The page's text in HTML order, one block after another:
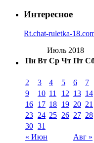
Интересное
Rt.chat-ruletka-
Июль 2018
Пн Вт Ср Чт Пт
« Июн Авг »
2
3 4 5 6 7
9
10 11 12 13 14
16 17 18 19 20 21
23 24 25 26 27 28
30 31